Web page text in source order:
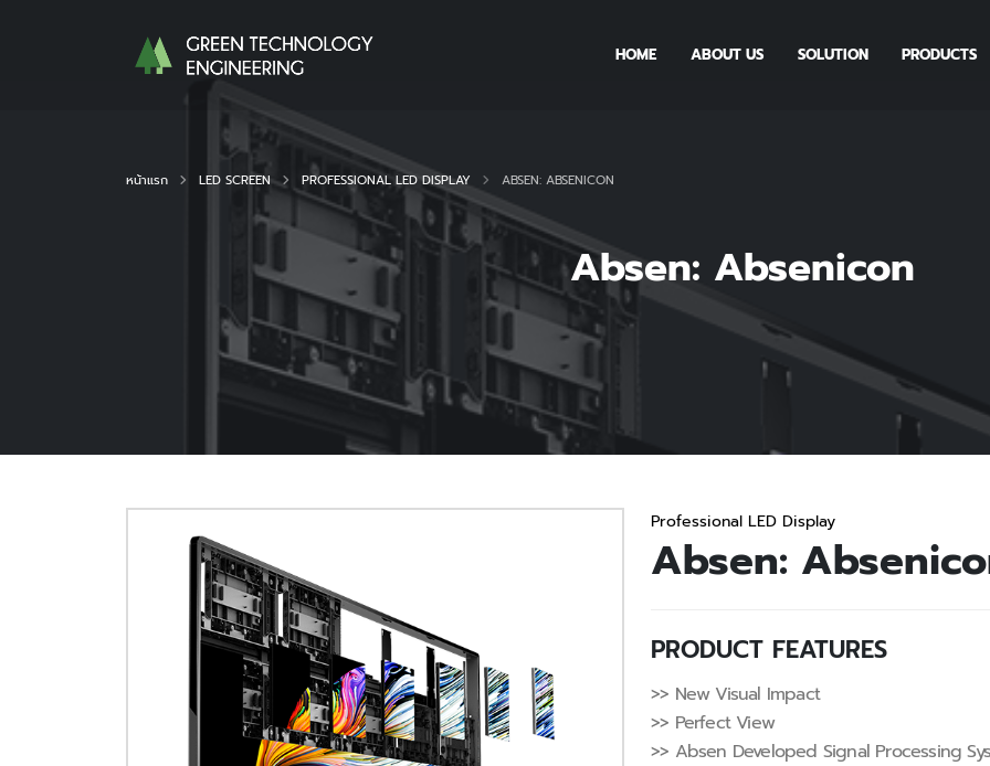
HOME ABOUT US SOLUTION PRODUCTS
Absen: Absenicon
หน้าแรก LED SCREEN PROFESSIONAL LED DISPLAY ABSEN: ABSENICON
Professional LED Display
Absen:
PRODUCT FEATURES
>> New Visual Impact
>> Perfect View
>> Absen Developed Signal Processing